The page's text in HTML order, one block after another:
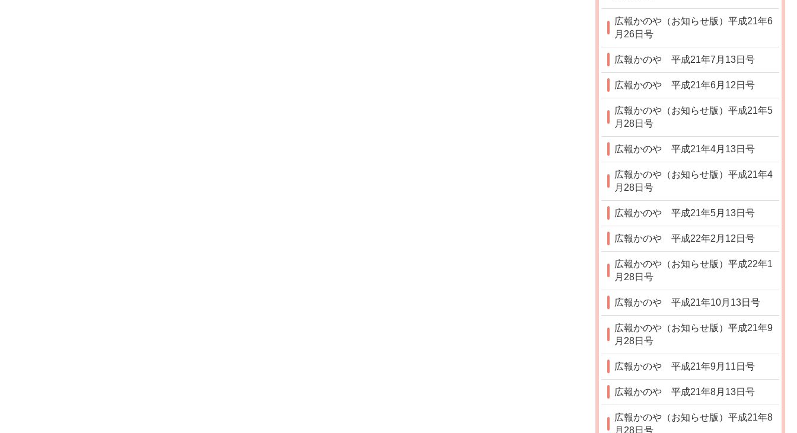
広報かのや（お知らせ版）平成21年6
月26日号
広報かのや 平成21年7月13日号
広報かのや 平成21年6月12日号
広報かのや（お知らせ版）平成21年5
月28日号
広報かのや 平成21年4月13日号
広報かのや（お知らせ版）平成21年4
月28日号
広報かのや 平成21年5月13日号
広報かのや 平成22年2月12日号
広報かのや（お知らせ版）平成22年1
月28日号
広報かのや 平成21年10月13日号
広報かのや（お知らせ版）平成21年9
月28日号
広報かのや 平成21年9月11日号
広報かのや 平成21年8月13日号
広報かのや（お知らせ版）平成21年8
月28日号